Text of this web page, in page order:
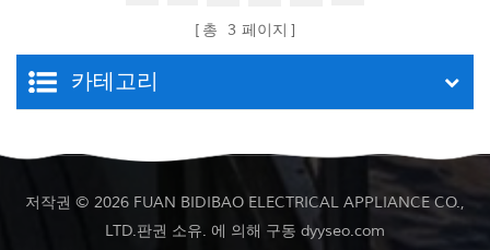
총 3 페이지
카테고리
저작권 © 2026 FUAN BIDIBAO ELECTRICAL APPLIANCE CO.,
LTD.판권 소유. 에 의해 구동 dyyseo.com